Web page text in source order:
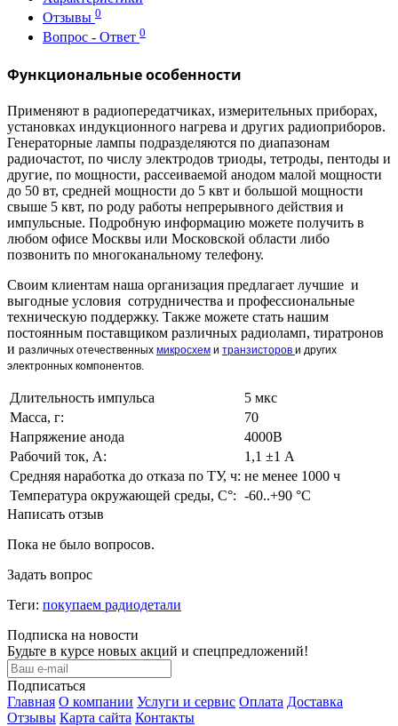
Отзывы 0
Вопрос - Ответ 0
Функциональные особенности
Применяют в радиопередатчиках, измерительных приборах,
установках индукционного нагрева и других радиоприборов.
Генераторные лампы подразделяются по диапазонам
радиочастот, по числу электродов триоды, тетроды, пентоды и
другие, по мощности, рассеиваемой анодом малой мощности
до 50 вт, средней мощности до 5 квт и большой мощности
свыше 5 квт, по роду работы непрерывного действия и
импульсные. Подробную информацию можете получить в
любом офисе Москвы или Московской области либо
позвонить по многоканальному телефону.
Своим клиентам наша организация предлагает лучшие и
выгодные условия сотрудничества и профессиональные
техническую поддержку. Также можете стать нашим
постоянным поставщиком различных радиоламп, тиратронов
и различных отечественных микросхем и транзисторов и других
электронных компонентов.
Длительность импульса
5 мкс
Масса, г:
70
Напряжение анода
4000В
Рабочий ток, А:
1,1 ±1 А
Средняя наработка до отказа по ТУ, ч: не менее 1000 ч
Температура окружающей среды, С°: -60..+90 °С
Написать отзыв
Пока не было вопросов.
Задать вопрос
Теги: покупаем радиодетали
Подписка на новости
Будьте в курсе новых акций и спецпредложений!
Подписаться
Главная О компании Услуги и сервис Оплата Доставка
Отзывы Карта сайта Контакты